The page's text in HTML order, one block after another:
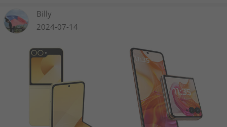
色系，並公佈手機的綁約資費方案。
Billy
2024-07-14